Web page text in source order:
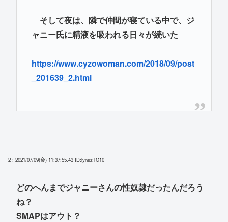
そして夜は、隣で仲間が寝ている中で、ジ
ャニー氏に精液を吸われる日々が続いた
https://www.cyzowoman.com/2018/09/post
_201639_2.html
2 : 2021/07/09(金) 11:37:55.43 ID:lynszTC10
どのへんまでジャニーさんの性奴隷だったんだろう
ね？
SMAPはアウト？